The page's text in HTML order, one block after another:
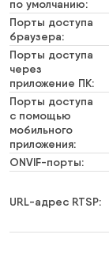
по умолчанию:
Порты доступа
браузера:
Порты доступа
через
приложение ПК:
Порты доступа
с помощью
мобильного
приложения:
ONVIF-порты:
URL-адрес RTSP: